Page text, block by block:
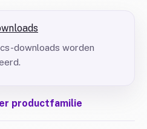
downloads worden
productfamilie